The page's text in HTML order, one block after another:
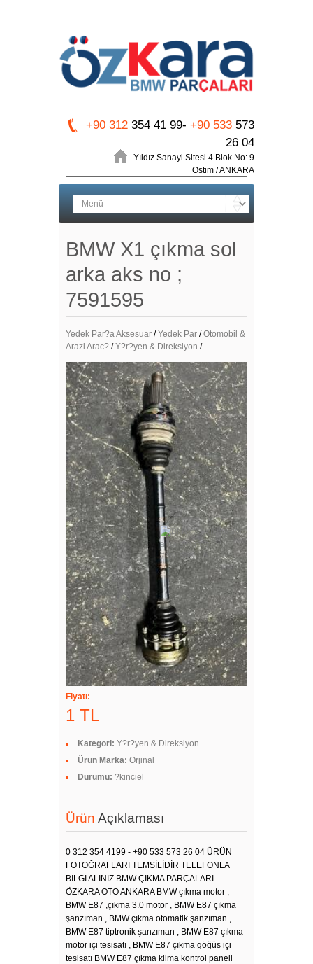
+90 312 354 41 99- +90 533 573
26 04
Yıldız Sanayi Sitesi 4.Blok No: 9
Ostim / ANKARA
BMW X1 çıkma sol
arka aks no ;
7591595
Yedek Par?a Aksesuar /Yedek Par /Otomobil &
Arazi Arac? /Y?r?yen & Direksiyon /
Mega Resimler
Fiyatı:
1 TL
Kategori: Y?r?yen & Direksiyon
Ürün Marka: Orjinal
Durumu: ?kinciel
Ürün Açıklaması
0 312 354 4199 - +90 533 573 26 04 ÜRÜN
FOTOĞRAFLARI TEMSİLİDİR TELEFONLA
BİLGİ ALINIZ BMW ÇIKMA PARÇALARI
ÖZKARA OTO ANKARA BMW çıkma motor ,
BMW E87 ,çıkma 3.0 motor , BMW E87 çıkma
şanzıman , BMW çıkma otomatik şanzıman ,
BMW E87 tiptronik şanzıman , BMW E87 çıkma
motor içi tesisatı , BMW E87 çıkma göğüs içi
tesisatı BMW E87 çıkma klima kontrol paneli